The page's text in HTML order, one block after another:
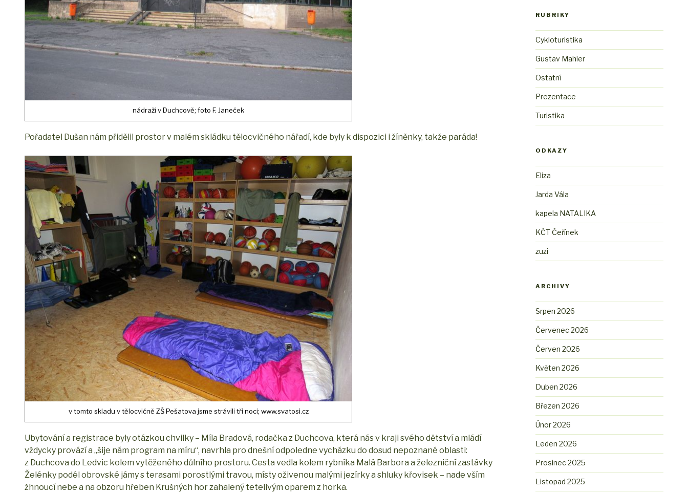
nádraží v Duchcově; foto F. Janeček
Pořadatel Dušan nám přidělil prostor v malém skládku tělocvičného nářadí, kde byly k dispozici i žíněnky, takže paráda!
v tomto skladu v tělocvičně ZŠ Pešatova jsme strávili tři noci; www.svatosi.cz
Ubytování a registrace byly otázkou chvilky – Míla Bradová, rodačka z Duchcova, která nás v kraji svého dětství a mládí
vždycky provází a „šije nám program na míru“, navrhla pro dnešní odpoledne vycházku do dosud nepoznané oblasti:
z Duchcova do Ledvic kolem vytěženého důlního prostoru. Cesta vedla kolem rybníka Malá Barbora a železniční zastávky
Želénky podél obrovské jámy s terasami porostlými travou, místy oživenou malými jezírky a shluky křovisek – nade vším
žhnoucí nebe a na obzoru hřeben Krušných hor zahalený tetelivým oparem z horka.
RUBRIKY
Cykloturistika
Gustav Mahler
Ostatní
Prezentace
Turistika
ODKAZY
Eliza
Jarda Vála
kapela NATALIKA
KČT Čeřínek
zuzi
ARCHIVY
Srpen 2026
Červenec 2026
Červen 2026
Květen 2026
Duben 2026
Březen 2026
Únor 2026
Leden 2026
Prosinec 2025
Listopad 2025